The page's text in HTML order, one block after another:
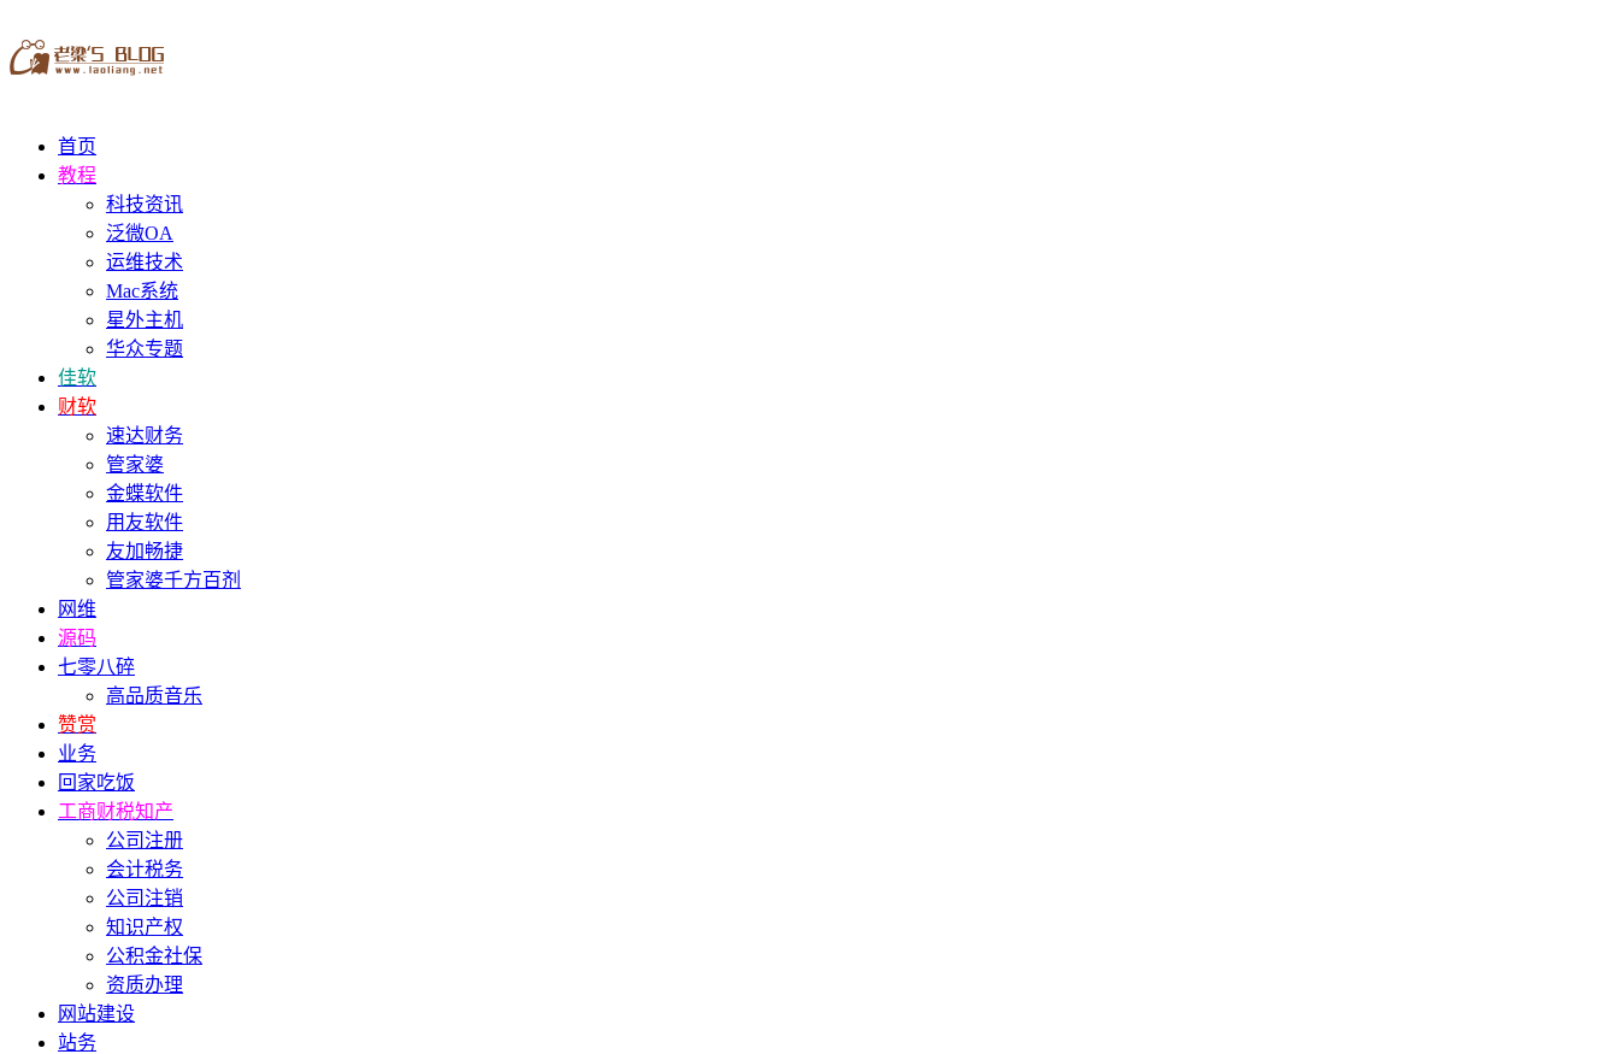
首页
教程
科技资讯
泛微OA
运维技术
Mac系统
星外主机
华众专题
佳软
财软
速达财务
管家婆
金蝶软件
用友软件
友加畅捷
管家婆千方百剂
网维
源码
七零八碎
高品质音乐
赞赏
业务
回家吃饭
工商财税知产
公司注册
会计税务
公司注销
知识产权
公积金社保
资质办理
网站建设
站务